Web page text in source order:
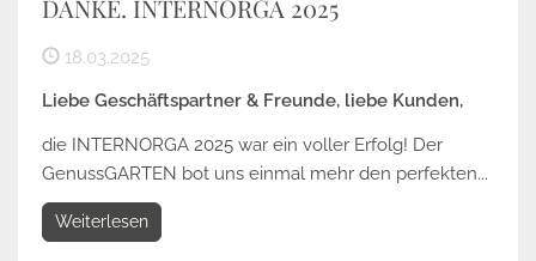
DANKE. INTERNORGA 2025
18.03.2025
Liebe Geschäftspartner & Freunde, liebe Kunden,
die INTERNORGA 2025 war ein voller Erfolg! Der
GenussGARTEN bot uns einmal mehr den perfekten...
Weiterlesen